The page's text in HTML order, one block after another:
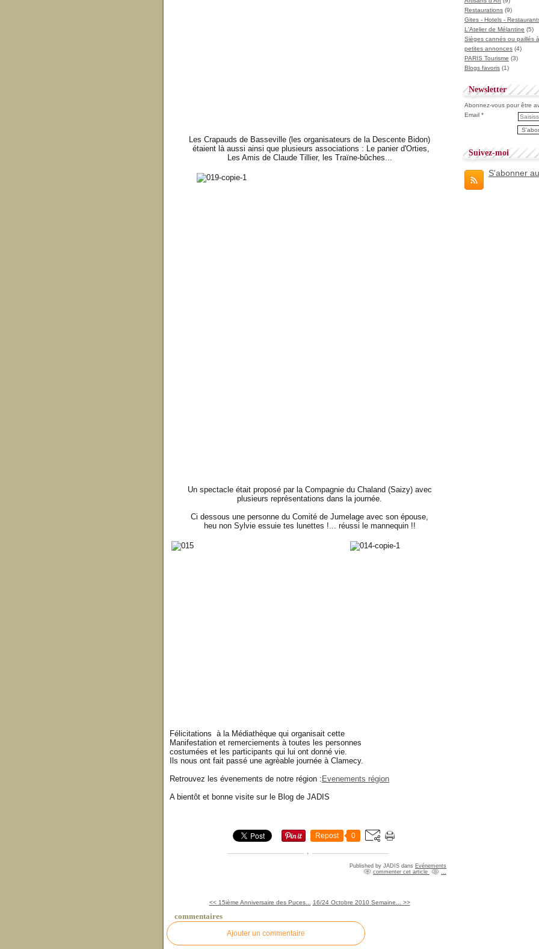
Les Crapauds de Basseville (les organisateurs de la Descente Bidon)
étaient là aussi ainsi que plusieurs associations : Le panier d'Orties,
Les Amis de Claude Tillier, les Traïne-bûches...
Un spectacle était proposé par la Compagnie du Chaland (Saizy) avec
plusieurs représentations dans la journée.
Ci dessous une personne du Comité de Jumelage avec son épouse,
heu non Sylvie essuie tes lunettes !... réussi le mannequin !!
Félicitations à la Médiathèque qui organisait cette
Manifestation et remerciements à toutes les personnes
costumées et les participants qui lui ont donné vie.
Ils nous ont fait passé une agrèable journée à Clamecy.
Retrouvez les évenements de notre région : Evenements région
A bientôt et bonne visite sur le Blog de JADIS
Repost 0
Published by JADIS dans Evénements
commenter cet article
<< 15ième Anniversaire des Puces... 16/24 Octobre 2010 Semaine... >>
commentaires
Ajouter un commentaire
Restaurations (9)
Gites - Hotels -
L'Atelier de Mélantine (5)
Sièges cannés ou paillés
petites annonces (4)
PARIS Tourisme (3)
Blogs favoris (1)
Newsletter
Abonnez-vous pour être
Email
Suivez-moi
S'abonner